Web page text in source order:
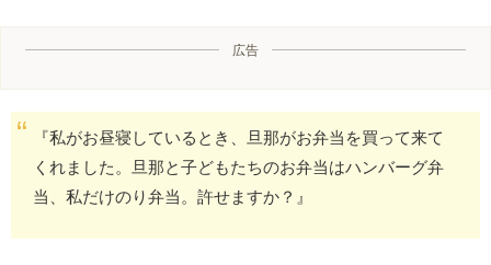
広告
『私がお昼寝しているとき、旦那がお弁当を買って来て
くれました。旦那と子どもたちのお弁当はハンバーグ弁
当、私だけのり弁当。許せますか？』